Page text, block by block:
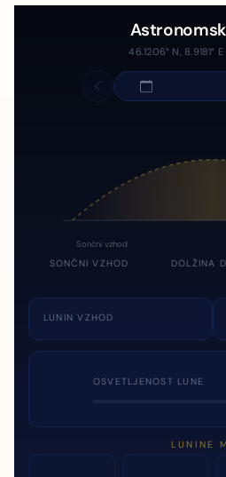
46.1206° N, 8.9181°
Sončni vzhod
SONČNI VZHOD DOLŽINA
LUNIN VZHOD
OSVETLJENOST LUNE
LUNINE